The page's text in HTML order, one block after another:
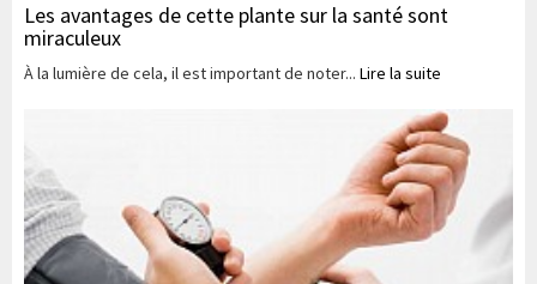
Les avantages de cette plante sur la santé sont
miraculeux
À la lumière de cela, il est important de noter... Lire la suite